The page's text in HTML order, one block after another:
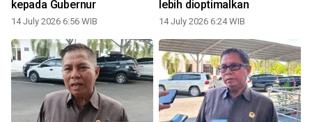
kepada Gubernur
14 July 2026 6:56 WIB
lebih dioptimalkan
14 July 2026 6:24 WIB